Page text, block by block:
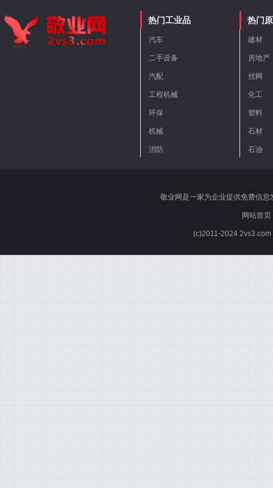
热门工业品
汽车
二手设备
汽配
工程机械
环保
机械
消防
热门
建材
房地产
丝网
化工
塑料
石材
石油
敬业网是一家为企业提供免费信
网站首页
(c)2011-2024